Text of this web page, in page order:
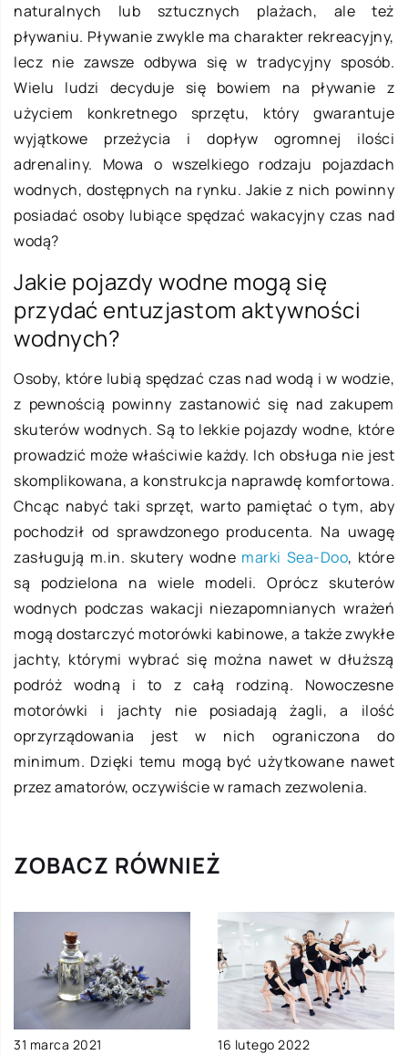
naturalnych lub sztucznych plażach, ale też
pływaniu. Pływanie zwykle ma charakter rekreacyjny,
lecz nie zawsze odbywa się w tradycyjny sposób.
Wielu ludzi decyduje się bowiem na pływanie z
użyciem konkretnego sprzętu, który gwarantuje
wyjątkowe przeżycia i dopływ ogromnej ilości
adrenaliny. Mowa o wszelkiego rodzaju pojazdach
wodnych, dostępnych na rynku. Jakie z nich powinny
posiadać osoby lubiące spędzać wakacyjny czas nad
wodą?
Jakie pojazdy wodne mogą się
przydać entuzjastom aktywności
wodnych?
Osoby, które lubią spędzać czas nad wodą i w wodzie,
z pewnością powinny zastanowić się nad zakupem
skuterów wodnych. Są to lekkie pojazdy wodne, które
prowadzić może właściwie każdy. Ich obsługa nie jest
skomplikowana, a konstrukcja naprawdę komfortowa.
Chcąc nabyć taki sprzęt, warto pamiętać o tym, aby
pochodził od sprawdzonego producenta. Na uwagę
zasługują m.in. skutery wodne marki Sea-Doo, które
są podzielona na wiele modeli. Oprócz skuterów
wodnych podczas wakacji niezapomnianych wrażeń
mogą dostarczyć motorówki kabinowe, a także zwykłe
jachty, którymi wybrać się można nawet w dłuższą
podróż wodną i to z całą rodziną. Nowoczesne
motorówki i jachty nie posiadają żagli, a ilość
oprzyrządowania jest w nich ograniczona do
minimum. Dzięki temu mogą być użytkowane nawet
przez amatorów, oczywiście w ramach zezwolenia.
ZOBACZ RÓWNIEŻ
31 marca 2021 16 lutego 2022